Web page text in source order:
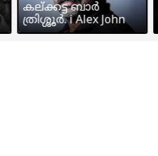
കല്ക്കട്ട ബാർ
ത്രിശ്ശൂർ. i Alex John